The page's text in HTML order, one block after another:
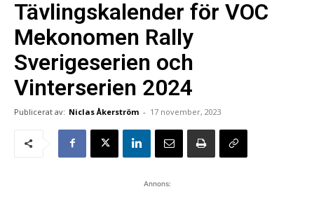
Tävlingskalender för VOC
Mekonomen Rally
Sverigeserien och
Vinterserien 2024
Publicerat av: Niclas Åkerström - 17 november, 2023
Annons: